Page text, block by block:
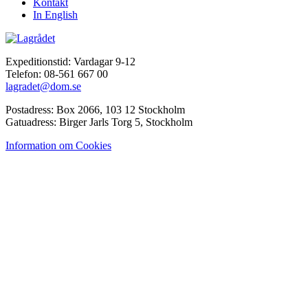
In English
Expeditionstid: Vardagar 9-12
Telefon: 08-561 667 00
lagradet@dom.se
Postadress: Box 2066, 103 12 Stockholm
Gatuadress: Birger Jarls Torg 5, Stockholm
Information om Cookies